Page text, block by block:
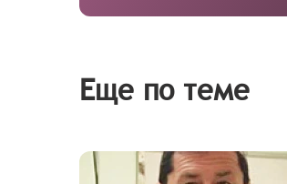
Еще по теме